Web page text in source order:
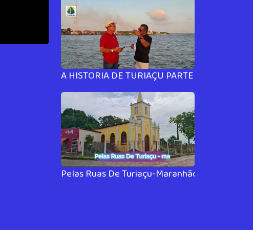
A HISTORIA DE TURIAÇU PARTE 03
Pelas Ruas De Turiaçu-Maranhão parte #03